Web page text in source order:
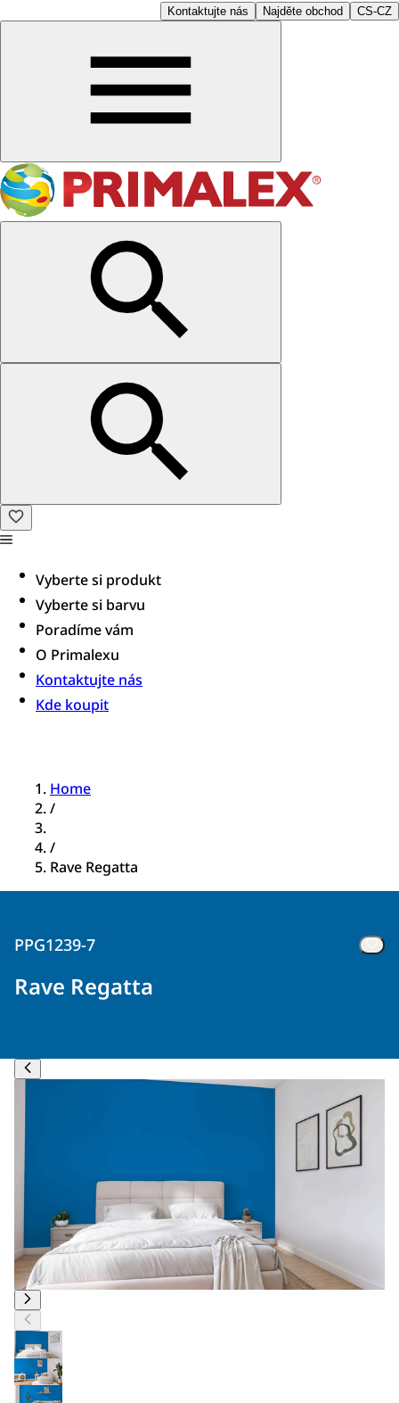
Kontaktujte nás Najděte obchod CS-CZ
Vyberte si produkt
Vyberte si barvu
Poradíme vám​
O Primalexu
Kontaktujte nás
Kde koupit
Home
/
/
Rave Regatta
PPG1239-7
Rave Regatta